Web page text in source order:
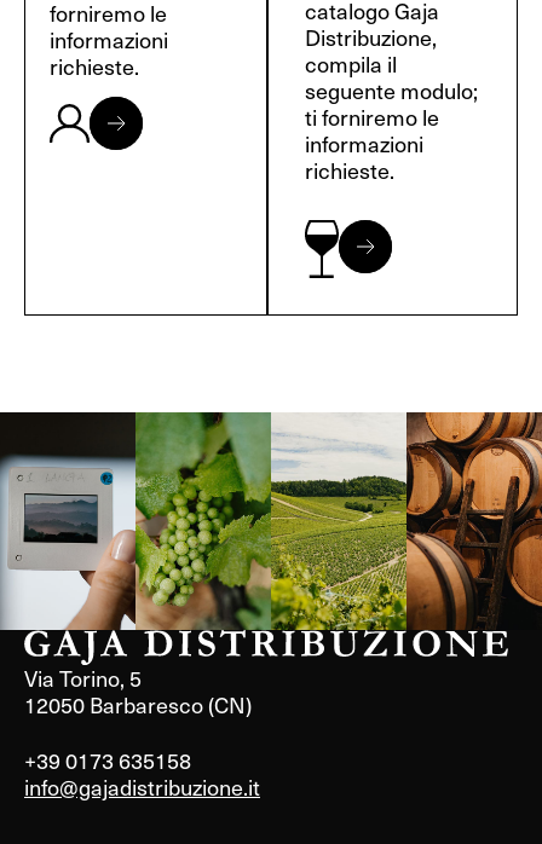
forniremo le
informazioni
richieste.
catalogo Gaja
Distribuzione,
compila il
seguente modulo;
ti forniremo le
informazioni
richieste.
Borgogna,
Francia
Borgogna,
Francia
Instagram
Via Torino, 5
12050 Barbaresco (CN)
+39 0173 635158
info@gajadistribuzione.it